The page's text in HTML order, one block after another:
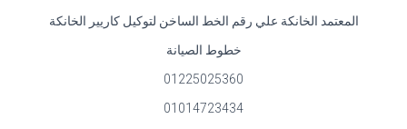
المعتمد الخانكة علي رقم الخط الساخن لتوكيل كاريير الخانكة
خطوط الصيانة
01225025360
01014723434